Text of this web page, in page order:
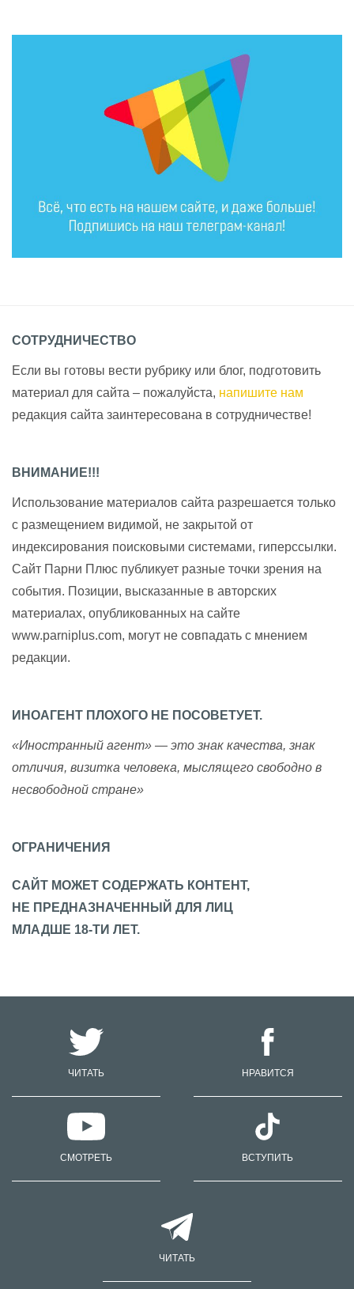
СОТРУДНИЧЕСТВО
Если вы готовы вести рубрику или блог, подготовить
материал для сайта – пожалуйста, напишите нам
редакция сайта заинтересована в сотрудничестве!
ВНИМАНИЕ!!!
Использование материалов сайта разрешается только
с размещением видимой, не закрытой от
индексирования поисковыми системами, гиперссылки.
Сайт Парни Плюс публикует разные точки зрения на
события. Позиции, высказанные в авторских
материалах, опубликованных на сайте
www.parniplus.com, могут не совпадать с мнением
редакции.
ИНОАГЕНТ ПЛОХОГО НЕ ПОСОВЕТУЕТ.
«Иностранный агент» — это знак качества, знак
отличия, визитка человека, мыслящего свободно в
несвободной стране»
ОГРАНИЧЕНИЯ
САЙТ МОЖЕТ СОДЕРЖАТЬ КОНТЕНТ,
НЕ ПРЕДНАЗНАЧЕННЫЙ ДЛЯ ЛИЦ
МЛАДШЕ 18-ТИ ЛЕТ.
ЧИТАТЬ НРАВИТСЯ
СМОТРЕТЬ ВСТУПИТЬ
ЧИТАТЬ